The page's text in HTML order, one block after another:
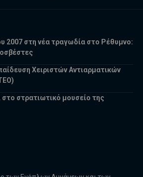
2007 στη νέα τραγωδία στο Ρέθυμνο:
Χειριστών Αντιαρματικών
στο στρατιωτικό μουσείο της